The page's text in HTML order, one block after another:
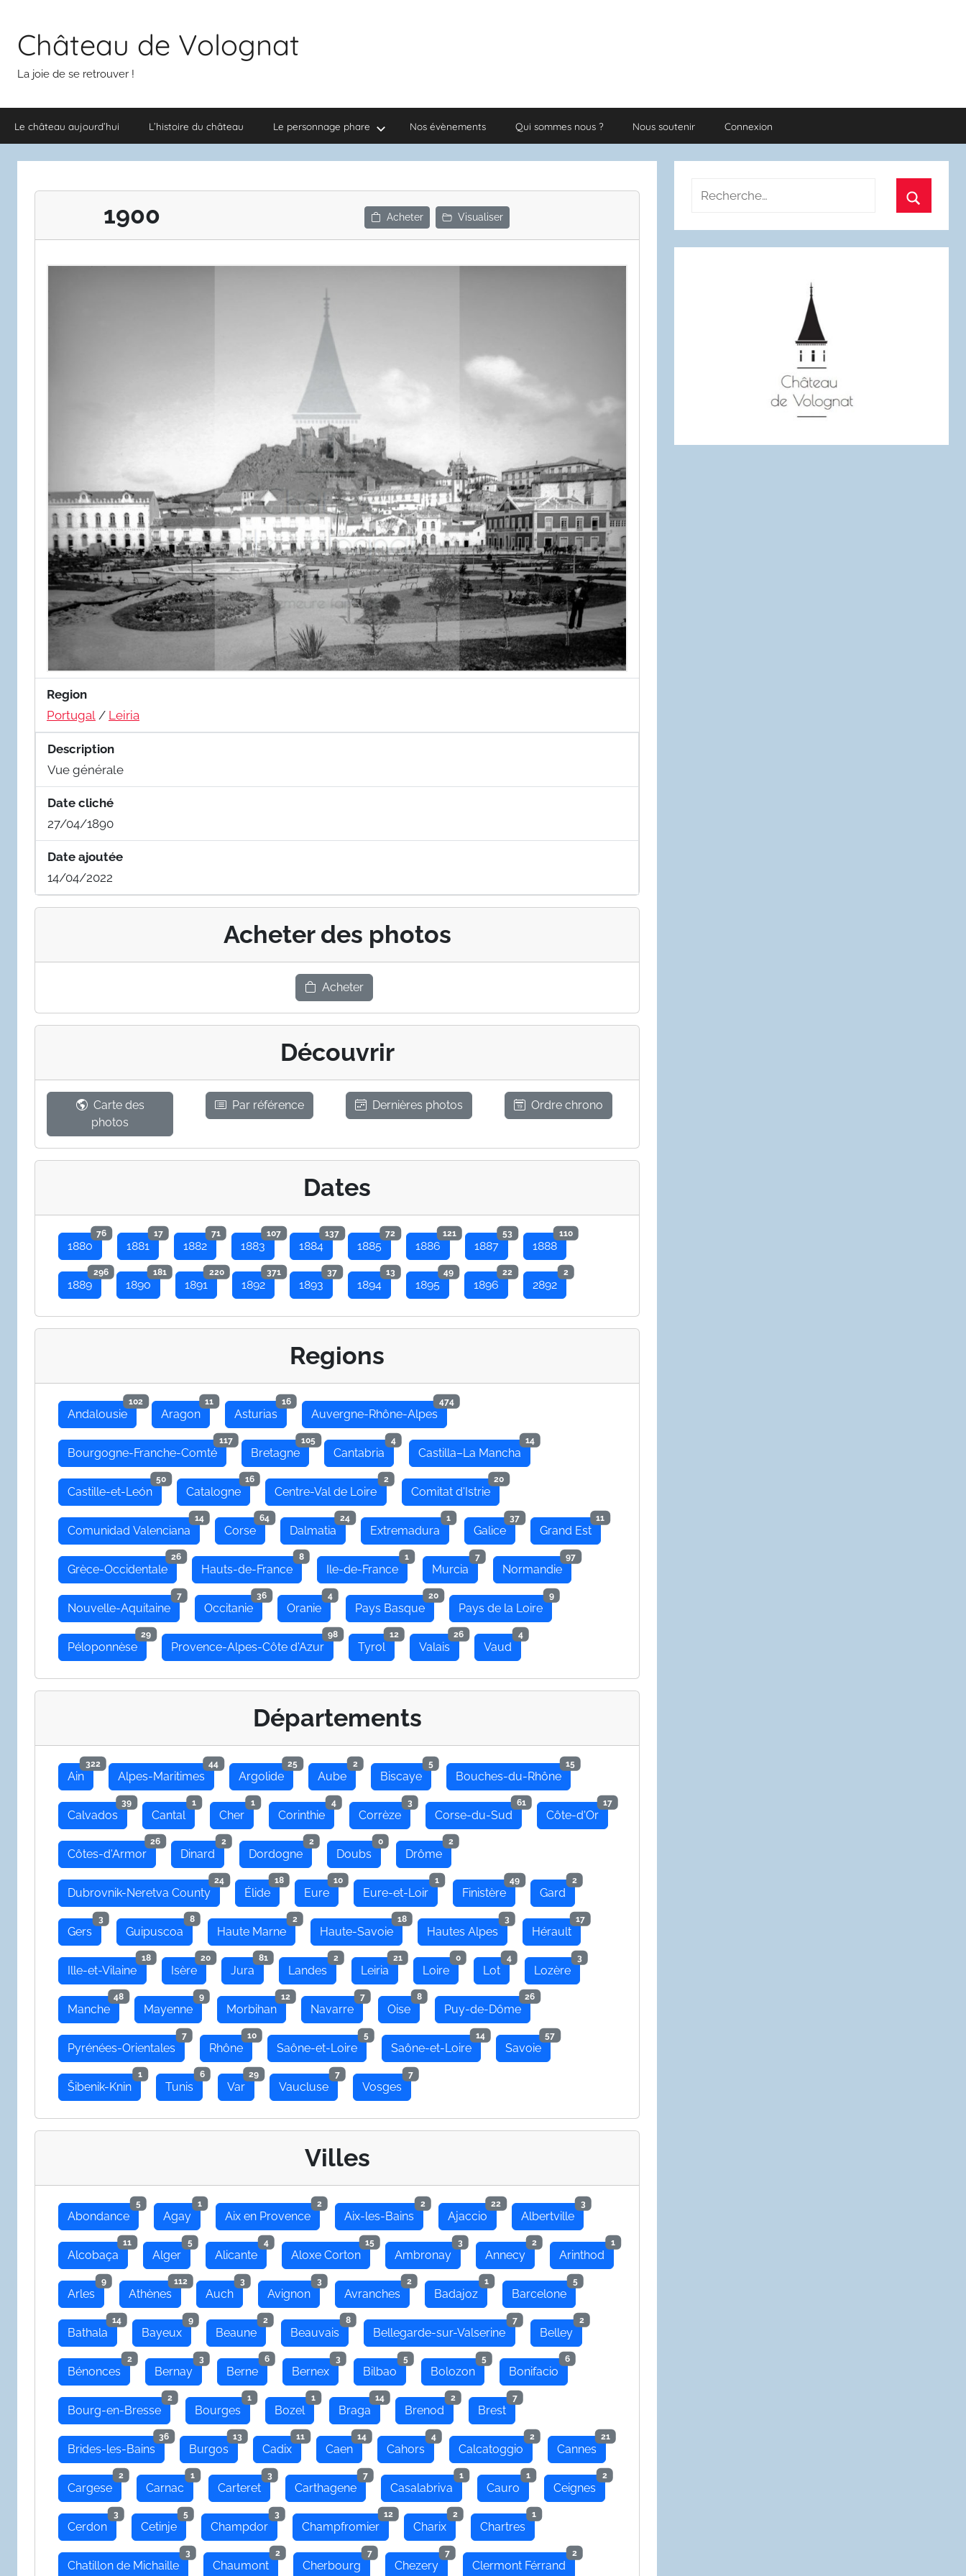
contenuChâteau de Volognat
La joie de se retrouver !
Le château aujourd’hui L’histoire du château Le personnage phare Nos évènements Qui sommes nous ? Nous soutenir Connexion
1900 Acheter Visualiser
Region
Portugal / Leiria
Description
Vue générale
Date cliché
27/04/1890
Date ajoutée
14/04/2022
Acheter des photos
Acheter
Découvrir
Carte des
photos
Par référence Dernières photos Ordre chrono
Dates
1880
76
1881
17
1882
71
1883
107
1884
137
1885
72
1886
121
1887
53
1888
110
1889
296
1890
181
1891
220
1892
371
1893
37
1894
13
1895
49
1896
22
2892
2
Regions
Andalousie
102
Aragon
11
Asturias
16
Auvergne-Rhône-Alpes
474
Bourgogne-Franche-Comté
117
Bretagne
105
Cantabria
4
Castilla–La Mancha
14
Castille-et-León
50
Catalogne
16
Centre-Val de Loire
2
Comitat d'Istrie
20
Comunidad Valenciana
14
Corse
64
Dalmatia
24
Extremadura
1
Galice
37
Grand Est
11
Grèce-Occidentale
26
Hauts-de-France
8
Ile-de-France
1
Murcia
7
Normandie
97
Nouvelle-Aquitaine
7
Occitanie
36
Oranie
4
Pays Basque
20
Pays de la Loire
9
Péloponnèse
29
Provence-Alpes-Côte d'Azur
98
Tyrol
12
Valais
26
Vaud
4
Départements
Ain
322
Alpes-Maritimes
44
Argolide
25
Aube
2
Biscaye
5
Bouches-du-Rhône
15
Calvados
39
Cantal
1
Cher
1
Corinthie
4
Corrèze
3
Corse-du-Sud
61
Côte-d'Or
17
Côtes-d'Armor
26
Dinard
2
Dordogne
2
Doubs
0
Drôme
2
Dubrovnik-Neretva County
24
Élide
18
Eure
10
Eure-et-Loir
1
Finistère
49
Gard
2
Gers
3
Guipuscoa
8
Haute Marne
2
Haute-Savoie
18
Hautes Alpes
3
Hérault
17
Ille-et-Vilaine
18
Isère
20
Jura
81
Landes
2
Leiria
21
Loire
0
Lot
4
Lozère
3
Manche
48
Mayenne
9
Morbihan
12
Navarre
7
Oise
8
Puy-de-Dôme
26
Pyrénées-Orientales
7
Rhône
10
Saône-et-Loire
5
Saône-et-Loire
14
Savoie
57
Šibenik-Knin
1
Tunis
6
Var
29
Vaucluse
7
Vosges
7
Villes
Abondance
5
Agay
1
Aix en Provence
2
Aix-les-Bains
2
Ajaccio
22
Albertville
3
Alcobaça
11
Alger
5
Alicante
4
Aloxe Corton
15
Ambronay
3
Annecy
2
Arinthod
1
Arles
9
Athènes
112
Auch
3
Avignon
3
Avranches
2
Badajoz
1
Barcelone
5
Bathala
14
Bayeux
9
Beaune
2
Beauvais
8
Bellegarde-sur-Valserine
7
Belley
2
Bénonces
2
Bernay
3
Berne
6
Bernex
3
Bilbao
5
Bolozon
5
Bonifacio
6
Bourg-en-Bresse
2
Bourges
1
Bozel
1
Braga
14
Brenod
2
Brest
7
Brides-les-Bains
36
Burgos
13
Cadix
11
Caen
14
Cahors
4
Calcatoggio
2
Cannes
21
Cargese
2
Carnac
1
Carteret
3
Carthagene
7
Casalabriva
1
Cauro
1
Ceignes
2
Cerdon
3
Cetinje
5
Champdor
3
Champfromier
12
Charix
2
Chartres
1
Chatillon de Michaille
3
Chaumont
2
Cherbourg
7
Chezery
7
Clermont Férrand
2
Recherche
: